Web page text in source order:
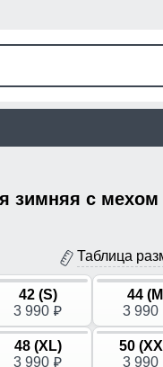
Таблица
42 (S)
3 990 p
44
3 990
48 (XL)
3 990 p
50
3 990